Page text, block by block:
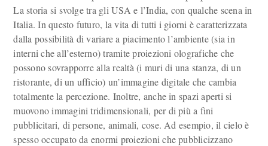
La storia si svolge tra gli USA e l’India, con qualche scena in
Italia. In questo futuro, la vita di tutti i giorni è caratterizzata
dalla possibilità di variare a piacimento l’ambiente (sia in
interni che all’esterno) tramite proiezioni olografiche che
possono sovrapporre alla realtà (i muri di una stanza, di un
ristorante, di un ufficio) un’immagine digitale che cambia
totalmente la percezione. Inoltre, anche in spazi aperti si
muovono immagini tridimensionali, per di più a fini
pubblicitari, di persone, animali, cose. Ad esempio, il cielo è
spesso occupato da enormi proiezioni che pubblicizzano